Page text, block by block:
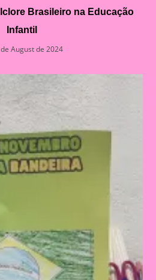
Brasileiro na Educação
Infantil
August de 2024